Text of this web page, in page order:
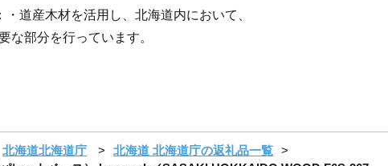
道産木材を活用し、北海道内において、
な部分を行っています。
北海道北海道庁
北海道 北海道庁の返礼品一覧